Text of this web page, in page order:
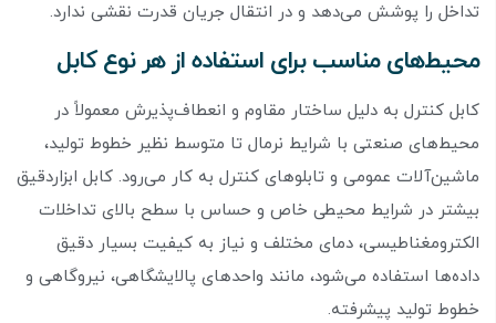
تداخل را پوشش می‌دهد و در انتقال جریان قدرت نقشی ندارد.
محیط‌های مناسب برای استفاده از هر نوع کابل
کابل کنترل به دلیل ساختار مقاوم و انعطاف‌پذیرش معمولاً در
محیط‌های صنعتی با شرایط نرمال تا متوسط نظیر خطوط تولید،
ماشین‌آلات عمومی و تابلوهای کنترل به کار می‌رود. کابل ابزاردقیق
بیشتر در شرایط محیطی خاص و حساس با سطح بالای تداخلات
الکترومغناطیسی، دمای مختلف و نیاز به کیفیت بسیار دقیق
داده‌ها استفاده می‌شود، مانند واحدهای پالایشگاهی، نیروگاهی و
خطوط تولید پیشرفته.